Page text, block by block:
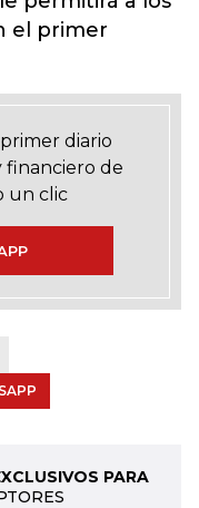
el primer
diario
financiero de
un clic
PARA